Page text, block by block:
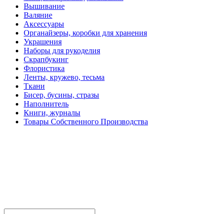
Вышивание
Валяние
Аксессуары
Органайзеры, коробки для хранения
Украшения
Наборы для рукоделия
Скрапбукинг
Флористика
Ленты, кружево, тесьма
Ткани
Бисер, бусины, стразы
Наполнитель
Книги, журналы
Товары Собственного Производства